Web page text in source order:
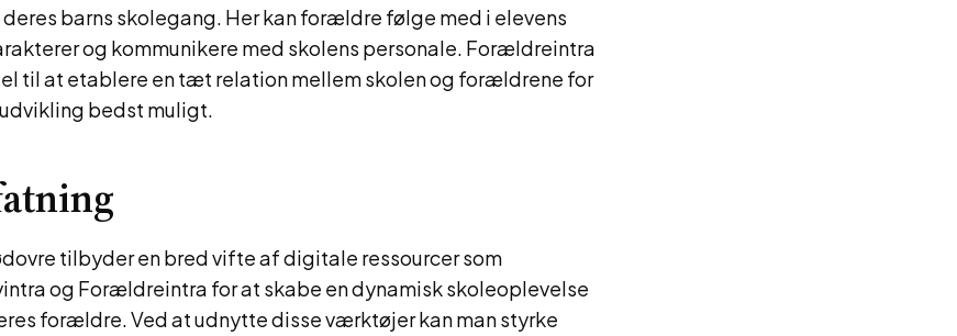
barns skolegang. Her kan forældre følge med i elevens
og kommunikere med skolens personale. Forældreintra
til at etablere en tæt relation mellem skolen og forældrene for
bedst muligt.
tilbyder en bred vifte af digitale ressourcer som
og Forældreintra for at skabe en dynamisk skoleoplevelse
forældre. Ved at udnytte disse værktøjer kan man styrke